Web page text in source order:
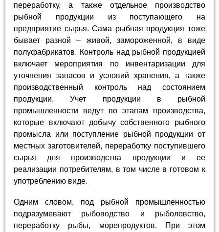
переработку, а также отдельное производство
рыбной продукции из поступающего на
предприятие сырья. Сама рыбная продукция тоже
бывает разной – живой, замороженной, в виде
полуфабрикатов. Контроль над рыбной продукцией
включает мероприятия по инвентаризации для
уточнения запасов и условий хранения, а также
производственный контроль над состоянием
продукции. Учет продукции в рыбной
промышленности ведут по этапам производства,
которые включают добычу собственного рыбного
промысла или поступление рыбной продукции от
местных заготовителей, переработку поступившего
сырья для производства продукции и ее
реализации потребителям, в том числе в готовом к
употреблению виде.
Одним словом, под рыбной промышленностью
подразумевают рыбоводство и рыболовство,
переработку рыбы, морепродуктов. При этом